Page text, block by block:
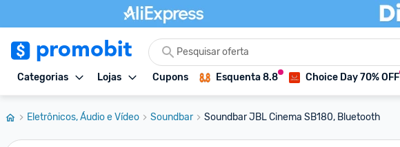
Categorias Lojas Cupons Esquenta 8.8 Choice Day 70% OFF
Eletrônicos, Áudio e Vídeo Soundbar Soundbar JBL Cinema SB180, Bluetooth